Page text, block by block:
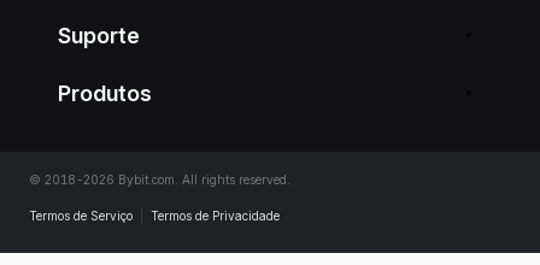
Suporte
Produtos
© 2018-2026 Bybit.com. All rights reserved.
Termos de Serviço Termos de Privacidade